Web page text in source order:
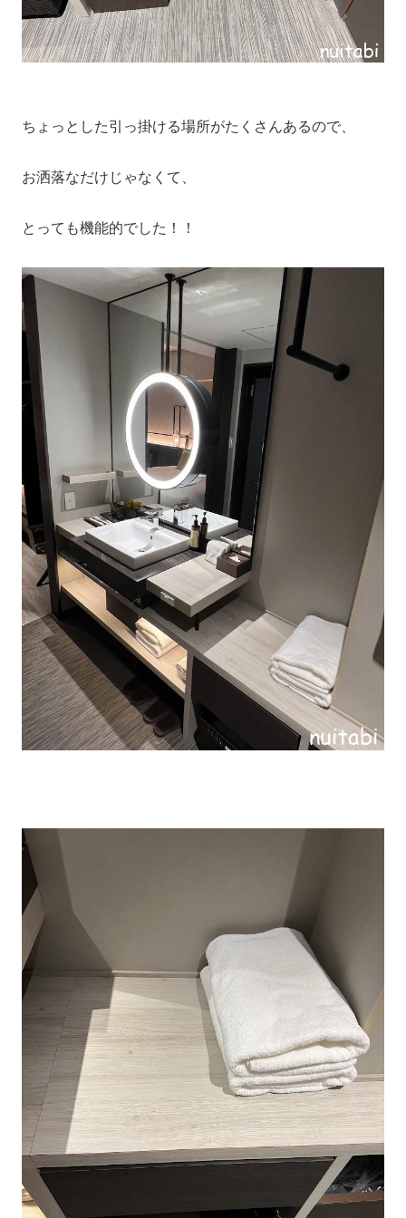
ちょっとした引っ掛ける場所がたくさんあるので、
お洒落なだけじゃなくて、
とっても機能的でした！！